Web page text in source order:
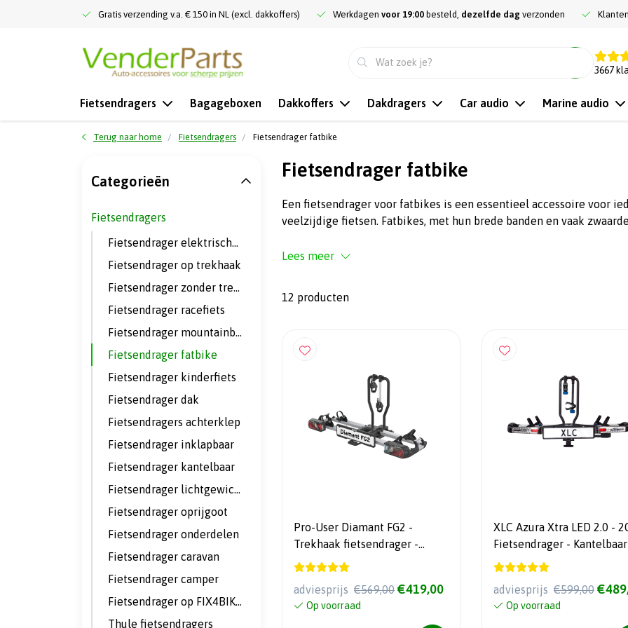
Gratis verzending v.a. € 150 in NL (excl. dakkoffers) Werkdagen voor 19:00 besteld, dezelfde dag verzonden
3667
Fietsendragers Bagageboxen Dakkoffers Dakdragers Car audio Marine audio
Terug naar home Fietsendragers Fietsendrager fatbike
Fietsendrager fatbike
Een fietsendrager voor fatbikes is een essentieel accessoire voor
veelzijdige fietsen. Fatbikes, met hun brede banden en vaak
Lees meer
12 producten
Pro-User Diamant FG2 -
Trekhaak fietsendrager -
Lichtgewicht 17 kg - Tot 60 kg
adviesprijs €569,00 €419,00
Op voorraad
XLC Azura Xtra LED 2.0 - 2026
Fietsendrager - Kantelbaar -
Jaar garantie
adviesprijs €599,00
Op voorraad
Categorieën
Fietsendragers
Fietsendrager elektrische fietsen
Fietsendrager op trekhaak
Fietsendrager zonder trekhaak
Fietsendrager racefiets
Fietsendrager mountainbike
Fietsendrager fatbike
Fietsendrager kinderfiets
Fietsendrager dak
Fietsendragers achterklep
Fietsendrager inklapbaar
Fietsendrager kantelbaar
Fietsendrager lichtgewicht
Fietsendrager oprijgoot
Fietsendrager onderdelen
Fietsendrager caravan
Fietsendrager camper
Fietsendrager op FIX4BIKE trekhaak
Thule fietsendragers